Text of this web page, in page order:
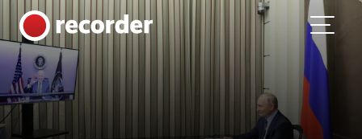
Skip to content
Main Navigation